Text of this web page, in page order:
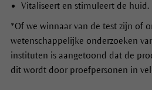
Vitaliseert en stimuleert de huid.
*Of we winnaar van de test zijn of
wetenschappelijke onderzoeken
instituten is aangetoond dat de
dit wordt door proefpersonen in